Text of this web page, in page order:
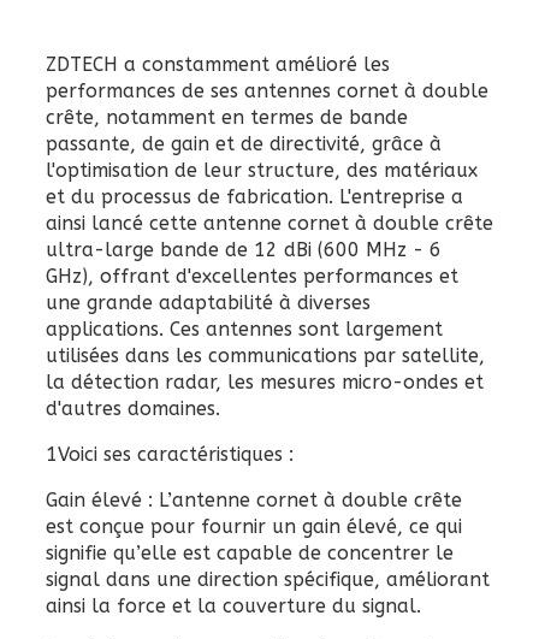
ZDTECH a constamment amélioré les
performances de ses antennes cornet à double
crête, notamment en termes de bande
passante, de gain et de directivité, grâce à
l'optimisation de leur structure, des matériaux
et du processus de fabrication. L'entreprise a
ainsi lancé cette antenne cornet à double crête
ultra-large bande de 12 dBi (600 MHz - 6
GHz), offrant d'excellentes performances et
une grande adaptabilité à diverses
applications. Ces antennes sont largement
utilisées dans les communications par satellite,
la détection radar, les mesures micro-ondes et
d'autres domaines.
1Voici ses caractéristiques :
Gain élevé : L’antenne cornet à double crête
est conçue pour fournir un gain élevé, ce qui
signifie qu’elle est capable de concentrer le
signal dans une direction spécifique, améliorant
ainsi la force et la couverture du signal.